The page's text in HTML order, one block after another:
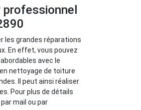
les grandes réparations
En effet, vous pouvez
avec le
nettoyage de toiture
Il peut ainsi réaliser
Pour plus de détails
mail ou par